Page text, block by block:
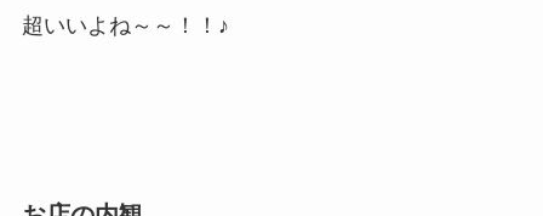
超いいよね～～！！♪